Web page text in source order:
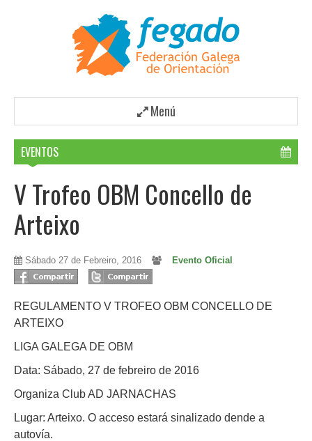
Menú
EVENTOS
V Trofeo OBM Concello de
Arteixo
Sábado 27 de Febreiro, 2016 Evento Oficial
REGULAMENTO V TROFEO O­BM CONCELLO DE
ARTEIXO
LIGA GALEGA DE OBM
Data: Sábado, 27 de febreiro de 2016
Organiza Club AD JARNACHAS
Lugar: Arteixo. O acceso estará sinalizado dende a
autovía.